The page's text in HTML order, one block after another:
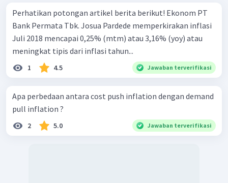
Perhatikan potongan artikel berita berikut! Ekonom PT
Bank Permata Tbk. Josua Pardede memperkirakan inflasi
Juli 2018 mencapai 0,25% (mtm) atau 3,16% (yoy) atau
meningkat tipis dari inflasi tahun...
1 4.5 Jawaban terverifikasi
Apa perbedaan antara cost push inflation dengan demand
pull inflation ?
2 5.0 Jawaban terverifikasi